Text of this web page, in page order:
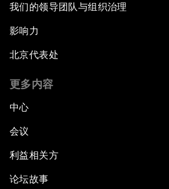
我们的领导团队与组织治理
影响力
北京代表处
更多内容
中心
会议
利益相关方
论坛故事